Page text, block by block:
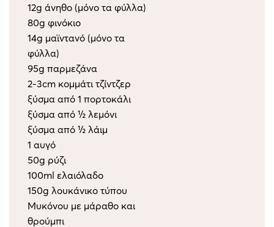
12g άνηθο (μόνο τα φύλλα)
80g φινόκιο
14g μαϊντανό (μόνο τα
φύλλα)
95g παρμεζάνα
2-3cm κομμάτι τζίντζερ
ξύσμα από 1 πορτοκάλι
ξύσμα από ½ λεμόνι
ξύσμα από ½ λάιμ
1 αυγό
50g ρύζι
100ml ελαιόλαδο
150g λουκάνικο τύπου
Μυκόνου με μάραθο και
θρούμπι